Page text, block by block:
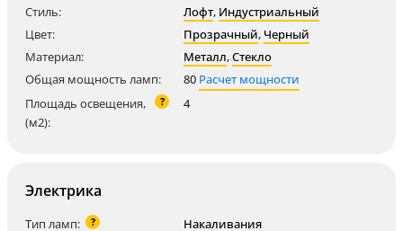
Стиль:
Лофт, Индустриальный
Цвет:
Прозрачный, Черный
Материал:
Металл,Стекло
Общая мощность ламп:
80 Расчет мощности
Площадь освещения,
(м2):
? 4
Электрика
Тип ламп: ?
Накаливания